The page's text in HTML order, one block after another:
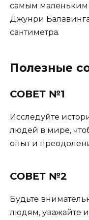
самым маленьким
Джунри Балавинга
сантиметра.
Полезные
СОВЕТ №1
Исследуйте
людей в мире,
опыт и
СОВЕТ №2
Будьте
людям, уважайте